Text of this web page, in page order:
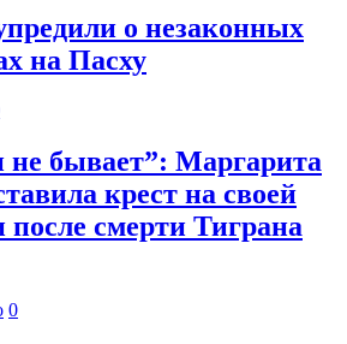
о незаконных
на Пасху
не бывает”: Маргарита
крест на своей
смерти Тиграна
0